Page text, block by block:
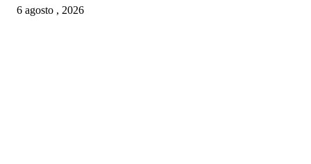
6 agosto , 2026